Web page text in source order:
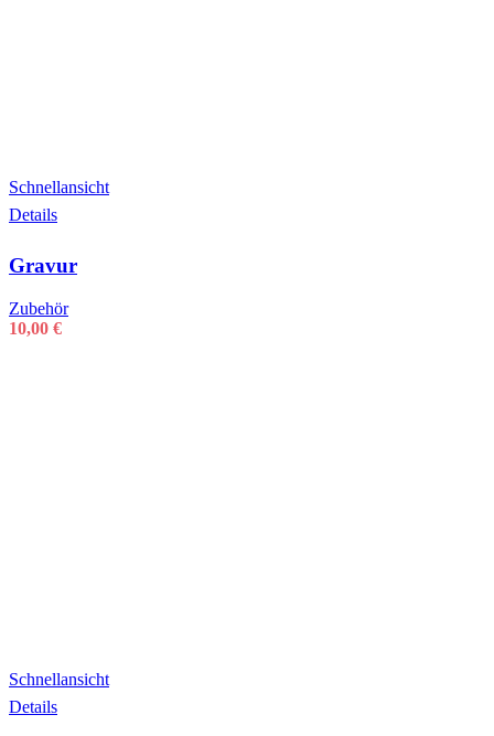
Schnellansicht
Details
Gravur
Zubehör
10,00 €
Schnellansicht
Details